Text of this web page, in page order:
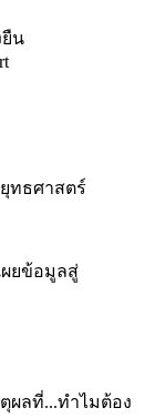
ยืน
ทธศาสตร์
ผยข้อมูลสู่
ตุผลที่...ทำไมต้อง